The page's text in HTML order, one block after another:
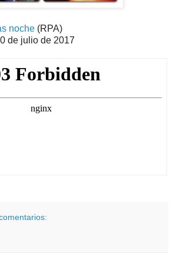
noche (RPA)
de julio de 2017